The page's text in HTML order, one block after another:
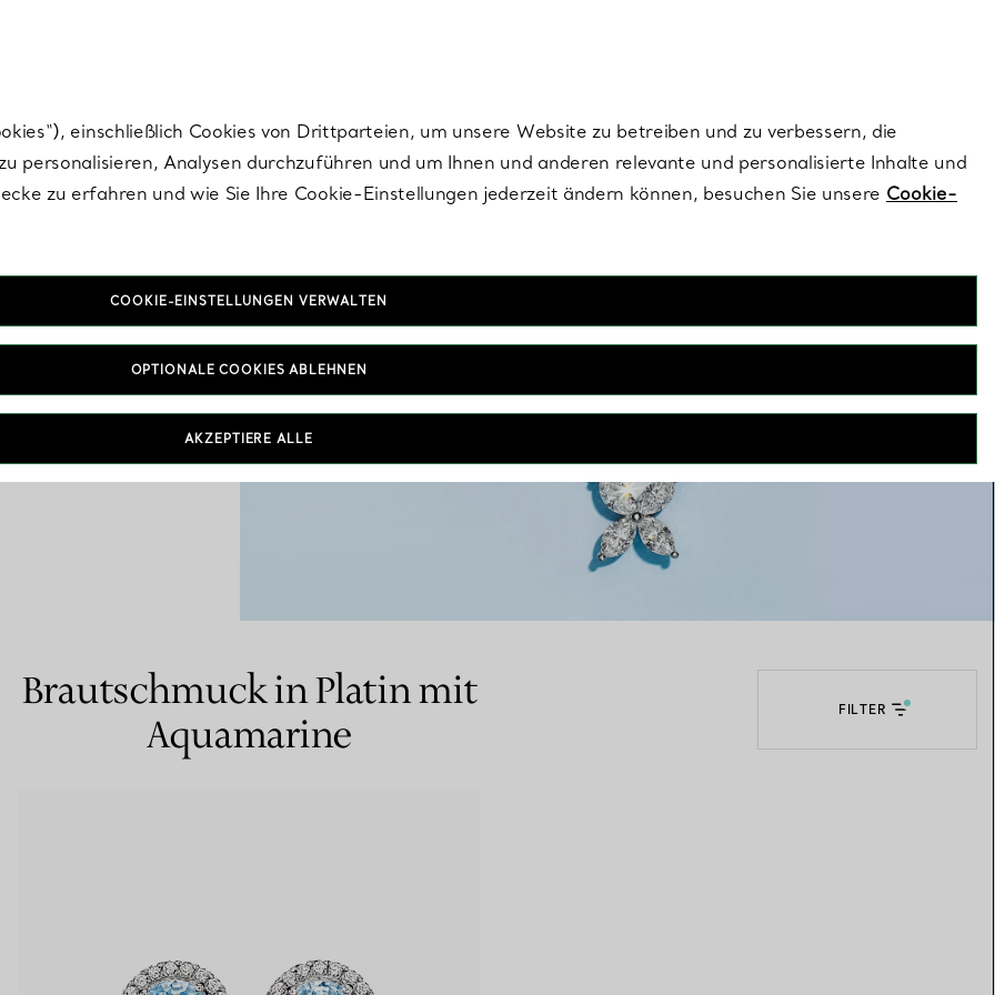
Elsa Peretti®
Tiffany-Diamantenexperten.
Brautschmuck in Platin mit
Aquamarine
FILTER
einschließlich Cookies von Drittparteien, um unsere Website zu betreiben und zu verbessern, die
personalisieren, Analysen durchzuführen und um Ihnen und anderen relevante und personalisierte Inhalte und
zu erfahren und wie Sie Ihre Cookie-Einstellungen jederzeit ändern können, besuchen Sie unsere Cookie-
COOKIE-EINSTELLUNGEN VERWALTEN
OPTIONALE COOKIES ABLEHNEN
AKZEPTIERE ALLE